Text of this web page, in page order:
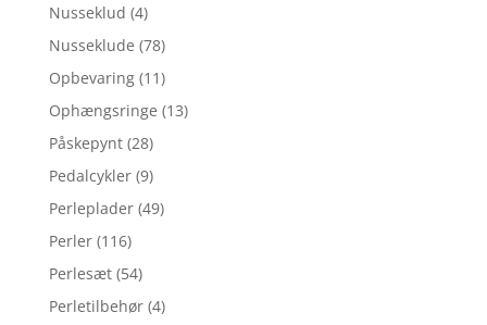
Nusseklud (4)
Nusseklude (78)
Opbevaring (11)
Ophængsringe (13)
Påskepynt (28)
Pedalcykler (9)
Perleplader (49)
Perler (116)
Perlesæt (54)
Perletilbehør (4)